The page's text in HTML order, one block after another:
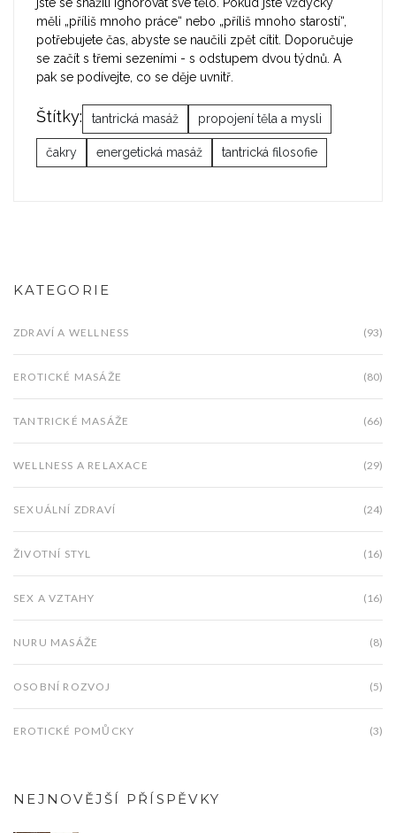
měli „příliš mnoho práce“ nebo „příliš mnoho starostí“,
potřebujete čas, abyste se naučili zpět cítit. Doporučuje
se začít s třemi sezeními - s odstupem dvou týdnů. A
pak se podívejte, co se děje uvnitř.
Štítky: tantrická masáž propojení těla a mysli
čakry energetická masáž tantrická filosofie
KATEGORIE
ZDRAVÍ A WELLNESS (93)
EROTICKÉ MASÁŽE (80)
TANTRICKÉ MASÁŽE (66)
WELLNESS A RELAXACE (29)
SEXUÁLNÍ ZDRAVÍ (24)
ŽIVOTNÍ STYL (16)
SEX A VZTAHY (16)
NURU MASÁŽE (8)
OSOBNÍ ROZVOJ (5)
EROTICKÉ POMŮCKY (3)
NEJNOVĚJŠÍ PŘÍSPĚVKY